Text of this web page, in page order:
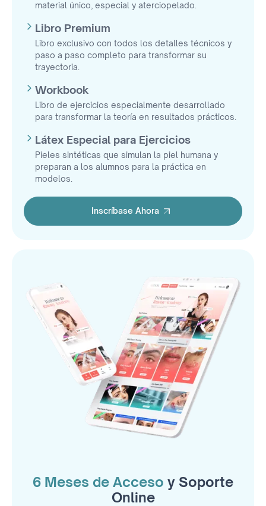
material único, especial y aterciopelado.
Libro Premium
Libro exclusivo con todos los detalles técnicos y
paso a paso completo para transformar su
trayectoria.
Workbook
Libro de ejercicios especialmente desarrollado
para transformar la teoría en resultados prácticos.
Látex Especial para Ejercicios
Pieles sintéticas que simulan la piel humana y
preparan a los alumnos para la práctica en
modelos.
Inscríbase Ahora
6 Meses de Acceso y Soporte
Online